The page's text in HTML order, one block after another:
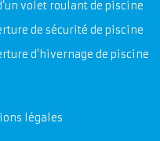
volet roulant de piscine
de sécurité de piscine
d’hivernage de piscine
légales